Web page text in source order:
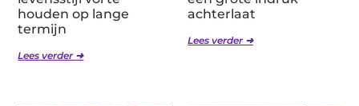
houden op lange
termijn
Lees verder ➜
achterlaat
Lees verder ➜